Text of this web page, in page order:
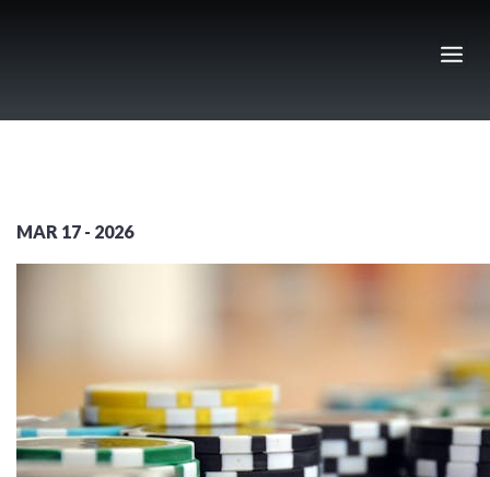
MAR 17 - 2026